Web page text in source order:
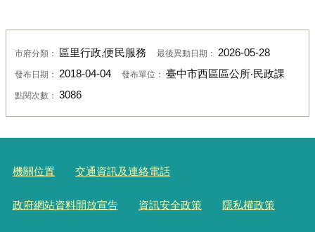
市府分類： 區里行政,便民服務 最後異動日期： 2026-05-28
發布日期： 2018-04-04 發布單位： 臺中市西區區公所‧民政課
點閱次數： 3086
機關位置 交通資訊及連絡電話
政府網站資料開放宣告 資訊安全政策 隱私權政策